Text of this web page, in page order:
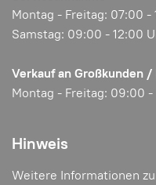
Montag - Freitag: 07:00 -
Samstag: 09:00 - 12:00
Verkauf an Großkunden
Montag - Freitag: 09:00 -
Hinweis
Weitere Informationen